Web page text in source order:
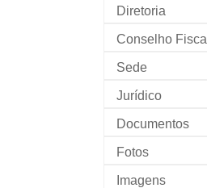
Diretoria
Conselho Fiscal
Sede
Jurídico
Documentos
Fotos
Imagens